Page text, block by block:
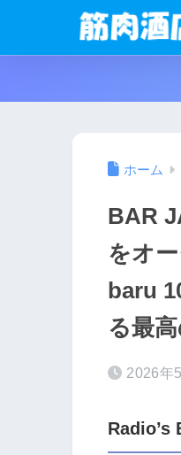
ホーム
BAR
をオ
baru
る最
2026年
Radio’s